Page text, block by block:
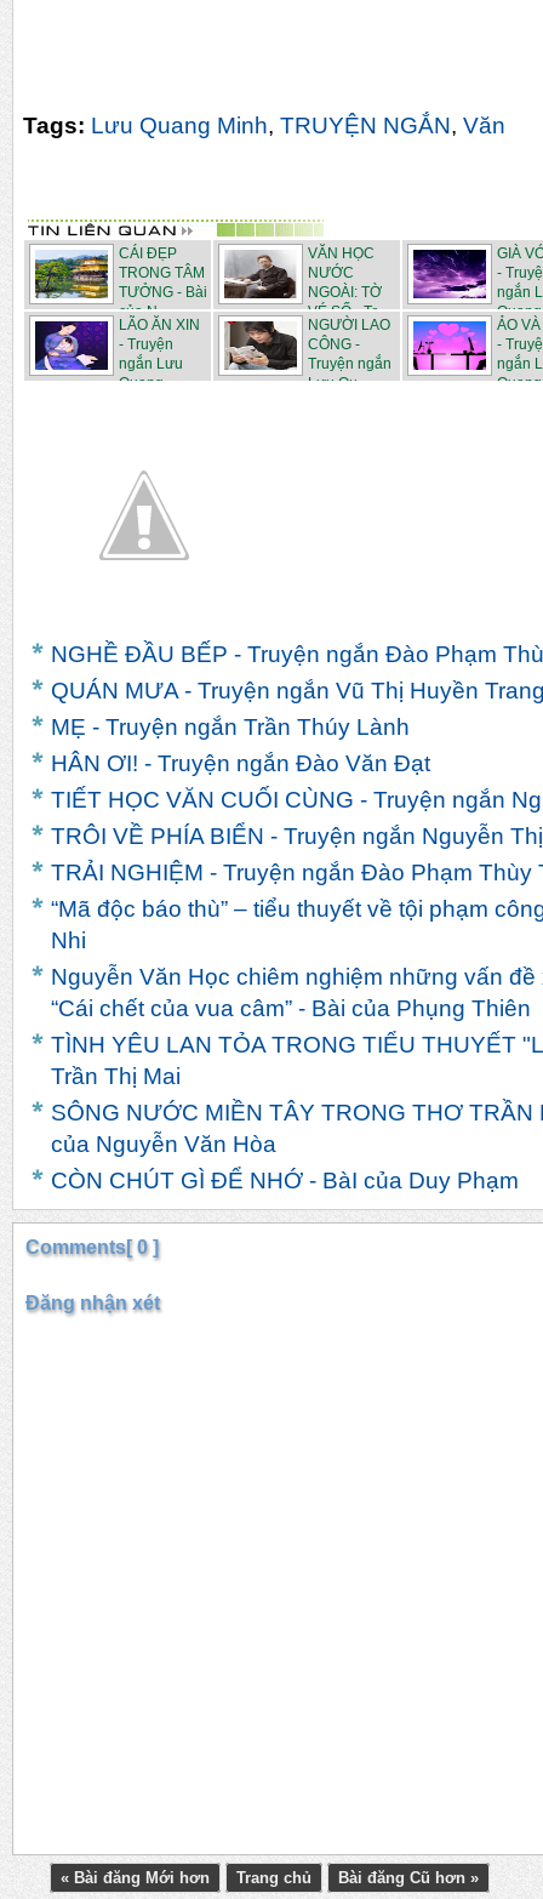
Tags: Lưu Quang Minh, TRUYỆN NGẮN, Văn
CÁI ĐẸP
TRONG TÂM
TƯỞNG - Bài
của N...
VĂN HỌC
NƯỚC
NGOÀI: TỜ
VÉ SỐ - Tr...
GIÀ
-
ngắn
LÃO ĂN XIN
- Truyện
ngắn Lưu
Quang ...
NGƯỜI LAO
CÔNG -
Truyện ngắn
Lưu Qu...
ẢO
-
ngắn
Quang
NGHỀ ĐẦU BẾP - Truyện ngắn Đào Phạm
QUÁN MƯA - Truyện ngắn Vũ Thị Huyền
MẸ - Truyện ngắn Trần Thúy Lành
HÂN ƠI! - Truyện ngắn Đào Văn Đạt
TIẾT HỌC VĂN CUỐI CÙNG - Truyện ngắn
TRÔI VỀ PHÍA BIỂN - Truyện ngắn Nguyễn
TRẢI NGHIỆM - Truyện ngắn Đào Phạm Thùy
“Mã độc báo thù” – tiểu thuyết về tội phạm
Nhi
Nguyễn Văn Học chiêm nghiệm những vấn
“Cái chết của vua câm” - Bài của Phụng Thiên
TÌNH YÊU LAN TỎA TRONG TIỂU THUYẾT
Trần Thị Mai
SÔNG NƯỚC MIỀN TÂY TRONG THƠ
của Nguyễn Văn Hòa
CÒN CHÚT GÌ ĐỂ NHỚ - BàI của Duy Phạm
Comments[ 0 ]
Đăng nhận xét
« Bài đăng Mới hơn Trang chủ Bài đăng Cũ hơn »